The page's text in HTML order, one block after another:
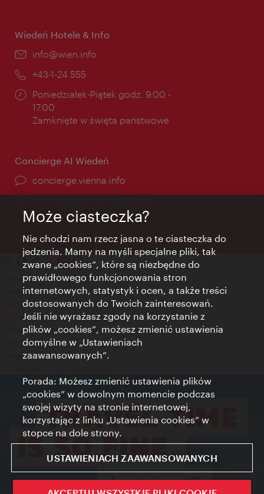
Wiedeń Hotele & Info
E-
info@wien.info
Telefon:
+43-1-24 555
Godziny
otwarcia:
Poniedziałek-Piątek godz. 9.00 -
17.00
Zamknięte w święta państwowe
Concierge AI Wiedeń
concierge.vienna.info
Kontakt
Credits
Zgoda na przetwarzanie danych osobowych
Terms of Use
Dostępność
Kontakt prasowy
Ustawienia cookies
Może ciasteczka?
Nie chodzi nam rzecz jasna o te ciasteczka do
jedzenia. Mamy na myśli specjalne pliki, tak
zwane „cookies”, które są niezbędne do
prawidłowego funkcjonowania stron
internetowych, statystyk i ocen, a także treści
dostosowanych do Twoich zainteresowań.
Jeśli nie wyrażasz zgody na korzystanie z
plików „cookies”, możesz zmienić ustawienia
domyślne w „Ustawieniach
zaawansowanych”.
Porada: Możesz zmienić ustawienia plików
„cookies” w dowolnym momencie podczas
swojej wizyty na stronie internetowej,
korzystając z linku „Ustawienia cookies” w
stopce na dole strony.
USTAWIENIACH ZAAWANSOWANYCH